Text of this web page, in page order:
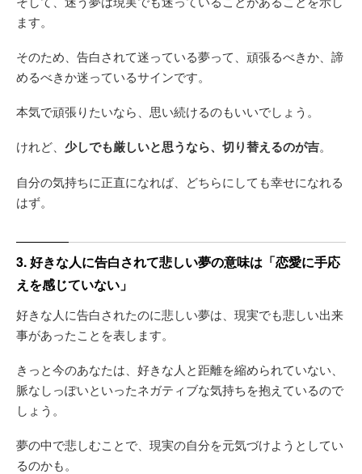
ます。
そのため、告白されて迷っている夢って、頑張るべきか、諦
めるべきか迷っているサインです。
本気で頑張りたいなら、思い続けるのもいいでしょう。
けれど、 少しでも厳しいと思うなら、切り替えるのが吉。
自分の気持ちに正直になれば、どちらにしても幸せになれる
はず。
3. 好きな人に告白されて悲しい夢の意味は「恋愛に手応
えを感じていない」
好きな人に告白されたのに悲しい夢は、現実でも悲しい出来
事があったことを表します。
きっと今のあなたは、好きな人と距離を縮められていない、
脈なしっぽいといったネガティブな気持ちを抱えているので
しょう。
夢の中で悲しむことで、現実の自分を元気づけようとしてい
るのかも。